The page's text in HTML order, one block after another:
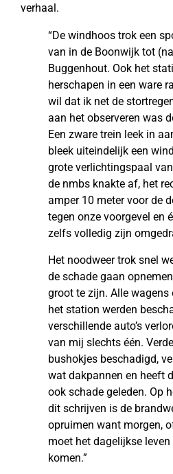
verhaal.
“De windhoos trok een
van in de Boonwijk tot
Buggenhout. Ook het
herschapen in een ware
wil dat ik net de
aan het observeren was
Een zware trein leek in
bleek uiteindelijk een
grote verlichtingspaal
de nmbs knakte af, het
amper 10 meter voor de
tegen onze voorgevel en
zelfs volledig zijn
Het noodweer trok snel
de schade gaan
groot te zijn. Alle wagens
het station werden
verschillende auto’s
van mij slechts één.
bushokjes beschadigd,
wat dakpannen en heeft
ook schade geleden. Op
dit schrijven is de
opruimen want morgen,
moet het dagelijkse
komen.”